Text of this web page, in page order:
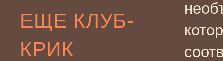
ЕЩЕ КЛУБ-
КРИК